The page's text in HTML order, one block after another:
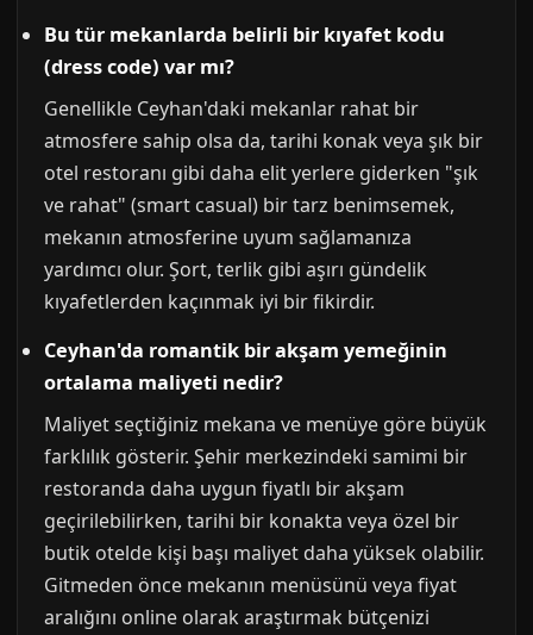
Bu tür mekanlarda belirli bir kıyafet kodu
(dress code) var mı?
Genellikle Ceyhan'daki mekanlar rahat bir
atmosfere sahip olsa da, tarihi konak veya şık bir
otel restoranı gibi daha elit yerlere giderken "şık
ve rahat" (smart casual) bir tarz benimsemek,
mekanın atmosferine uyum sağlamanıza
yardımcı olur. Şort, terlik gibi aşırı gündelik
kıyafetlerden kaçınmak iyi bir fikirdir.
Ceyhan'da romantik bir akşam yemeğinin
ortalama maliyeti nedir?
Maliyet seçtiğiniz mekana ve menüye göre büyük
farklılık gösterir. Şehir merkezindeki samimi bir
restoranda daha uygun fiyatlı bir akşam
geçirilebilirken, tarihi bir konakta veya özel bir
butik otelde kişi başı maliyet daha yüksek olabilir.
Gitmeden önce mekanın menüsünü veya fiyat
aralığını online olarak araştırmak bütçenizi